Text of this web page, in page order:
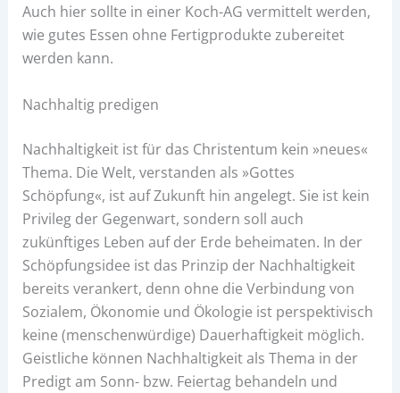
Auch hier sollte in einer Koch-AG vermittelt werden,
wie gutes Essen ohne Fertigprodukte zubereitet
werden kann.
Nachhaltig predigen
Nachhaltigkeit ist für das Christentum kein »neues«
Thema. Die Welt, verstanden als »Gottes
Schöpfung«, ist auf Zukunft hin angelegt. Sie ist kein
Privileg der Gegenwart, sondern soll auch
zukünftiges Leben auf der Erde beheimaten. In der
Schöpfungsidee ist das Prinzip der Nachhaltigkeit
bereits verankert, denn ohne die Verbindung von
Sozialem, Ökonomie und Ökologie ist perspektivisch
keine (menschenwürdige) Dauerhaftigkeit möglich.
Geistliche können Nachhaltigkeit als Thema in der
Predigt am Sonn- bzw. Feiertag behandeln und